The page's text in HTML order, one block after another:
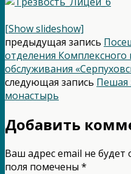
[Show slideshow]
предыдущая запись
отделения
обслуживания
следующая запись Пешая
монастырь
Добавить
Ваш адрес email не будет
поля помечены *